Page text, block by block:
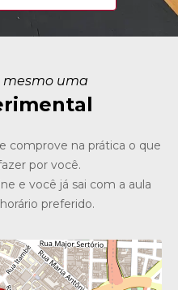
mesmo uma
comprove na prática o que
por você.
e você já sai com a aula
preferido.